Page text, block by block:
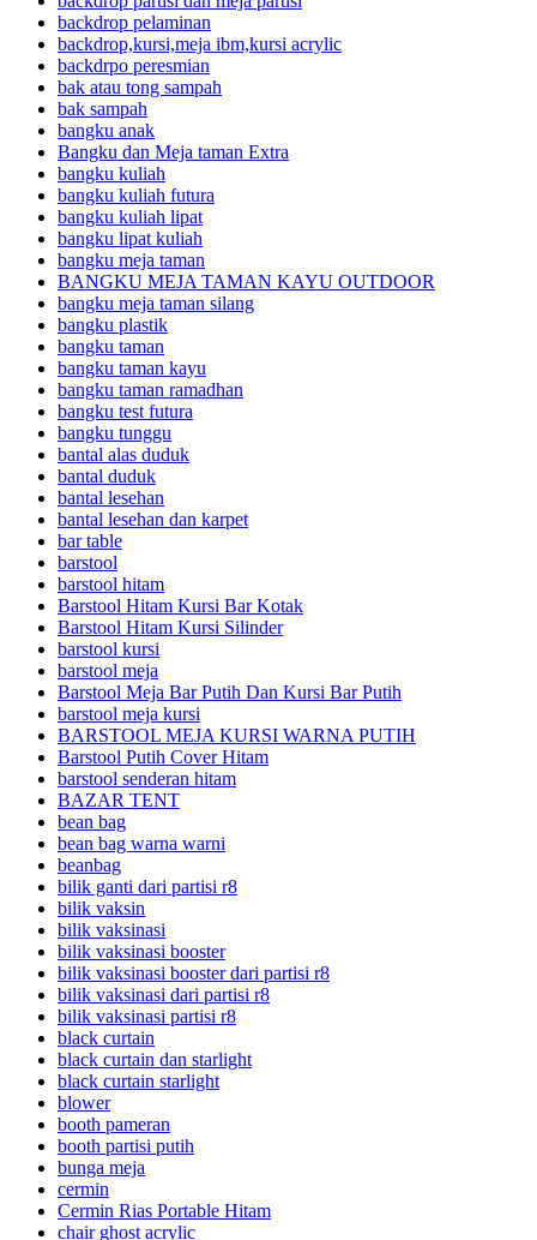
backdrop pelaminan
backdrop,kursi,meja ibm,kursi acrylic
backdrpo peresmian
bak atau tong sampah
bak sampah
bangku anak
Bangku dan Meja taman Extra
bangku kuliah
bangku kuliah futura
bangku kuliah lipat
bangku lipat kuliah
bangku meja taman
BANGKU MEJA TAMAN KAYU OUTDOOR
bangku meja taman silang
bangku plastik
bangku taman
bangku taman kayu
bangku taman ramadhan
bangku test futura
bangku tunggu
bantal alas duduk
bantal duduk
bantal lesehan
bantal lesehan dan karpet
bar table
barstool
barstool hitam
Barstool Hitam Kursi Bar Kotak
Barstool Hitam Kursi Silinder
barstool kursi
barstool meja
Barstool Meja Bar Putih Dan Kursi Bar Putih
barstool meja kursi
BARSTOOL MEJA KURSI WARNA PUTIH
Barstool Putih Cover Hitam
barstool senderan hitam
BAZAR TENT
bean bag
bean bag warna warni
beanbag
bilik ganti dari partisi r8
bilik vaksin
bilik vaksinasi
bilik vaksinasi booster
bilik vaksinasi booster dari partisi r8
bilik vaksinasi dari partisi r8
bilik vaksinasi partisi r8
black curtain
black curtain dan starlight
black curtain starlight
blower
booth pameran
booth partisi putih
bunga meja
cermin
Cermin Rias Portable Hitam
chair ghost acrylic